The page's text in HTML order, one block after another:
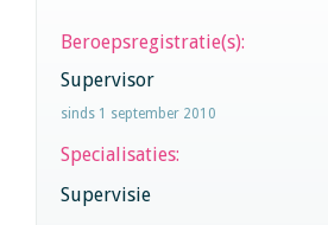
Beroepsregistratie(s):
Supervisor
sinds 1 september 2010
Specialisaties:
Supervisie